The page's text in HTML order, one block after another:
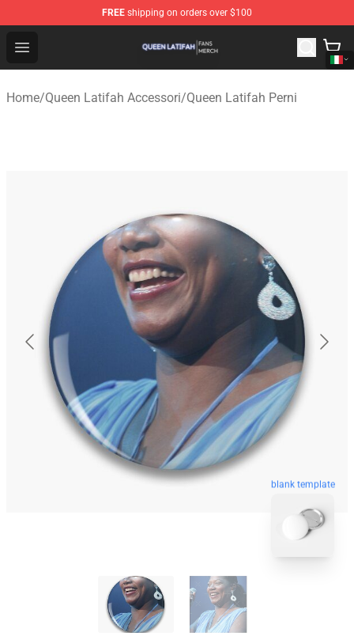
FREE shipping on orders over $100
Open menu
Queen Latifah Shop - Official Queen Latifah
Home/Queen Latifah Accessori/Queen Latifah Perni
blank template